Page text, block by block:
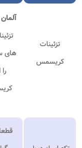
تزئینات
کریسمس
آلمان
های